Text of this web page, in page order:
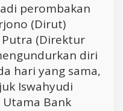
perombakan
(Dirut)
Putra (Direktur
diri
hari yang sama,
Iswahyudi
Bank